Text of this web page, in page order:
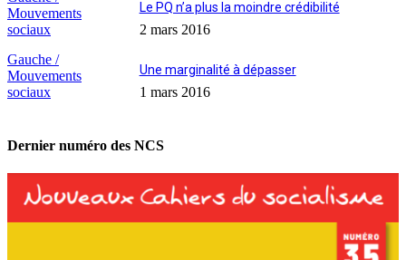
Mouvements
sociaux
Le PQ n’a plus la moindre crédibilité
2 mars 2016
Gauche /
Mouvements
sociaux
Une marginalité à dépasser
1 mars 2016
Dernier numéro des NCS